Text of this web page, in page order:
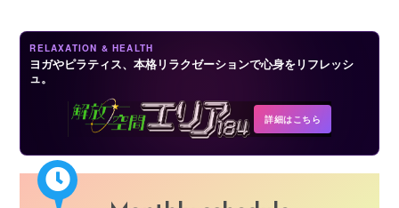
RELAXATION & HEALTH
ヨガやピラティス、本格リラクゼーションで心身をリフレッシ
ュ。
詳細はこちら